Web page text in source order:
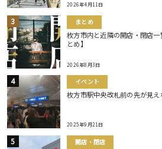
2026年4月11日
まとめ
枚方市内と近隣の開店・閉店
とめ】
2026年8月3日
イベント
枚方市駅中央改札前の先が見え
2025年9月21日
開店・閉店